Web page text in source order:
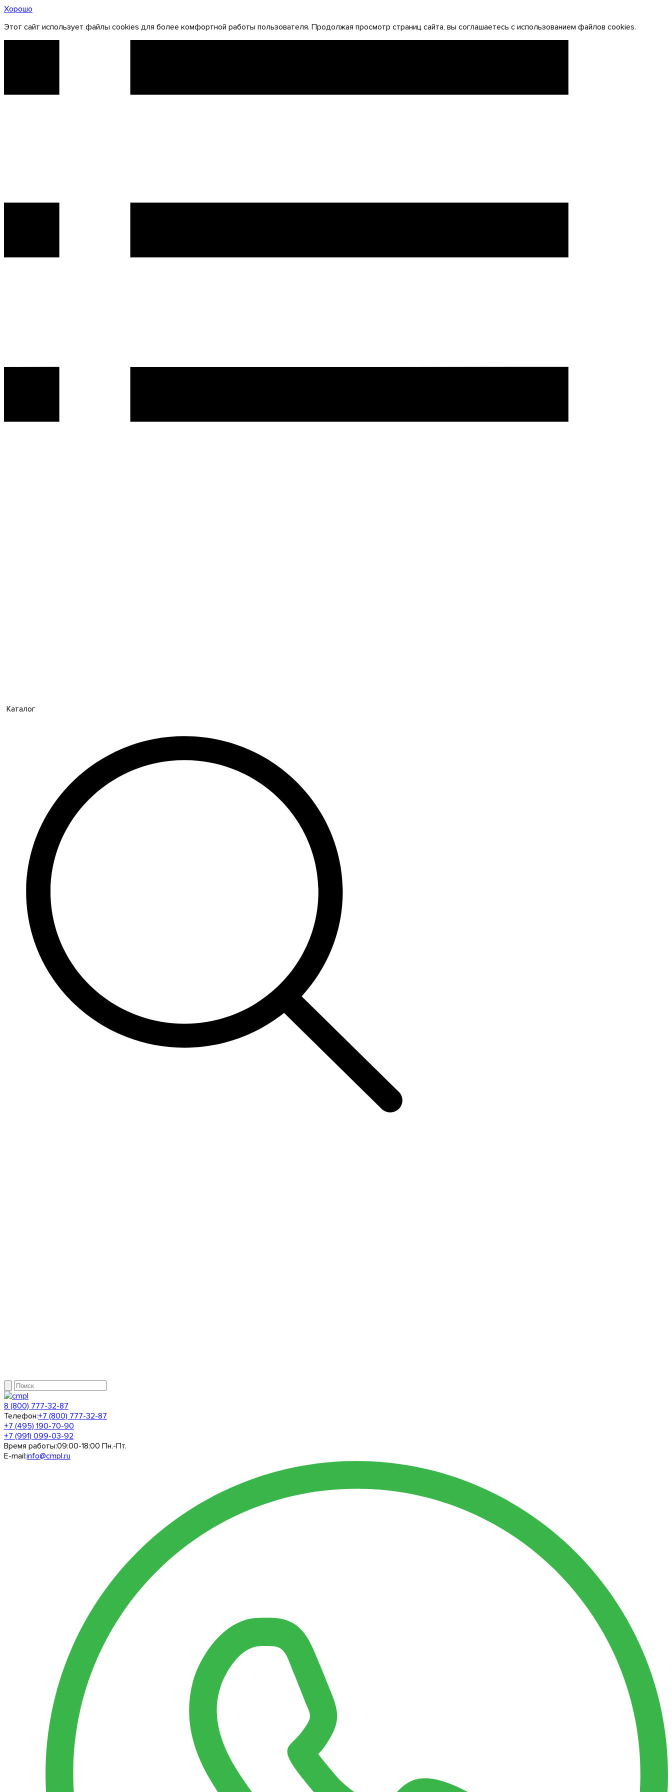
Хорошо
Этот сайт использует файлы cookies для более комфортной работы пользователя. Продолжая просмотр страниц сайта, вы соглашаетесь с использованием файлов cookies.
Каталог
8 (800) 777-32-87
Телефон:+7 (800) 777-32-87
+7 (495) 190-70-90
+7 (991) 099-03-92
Время работы:09:00-18:00 Пн.-Пт.
E-mail:info@cmpl.ru